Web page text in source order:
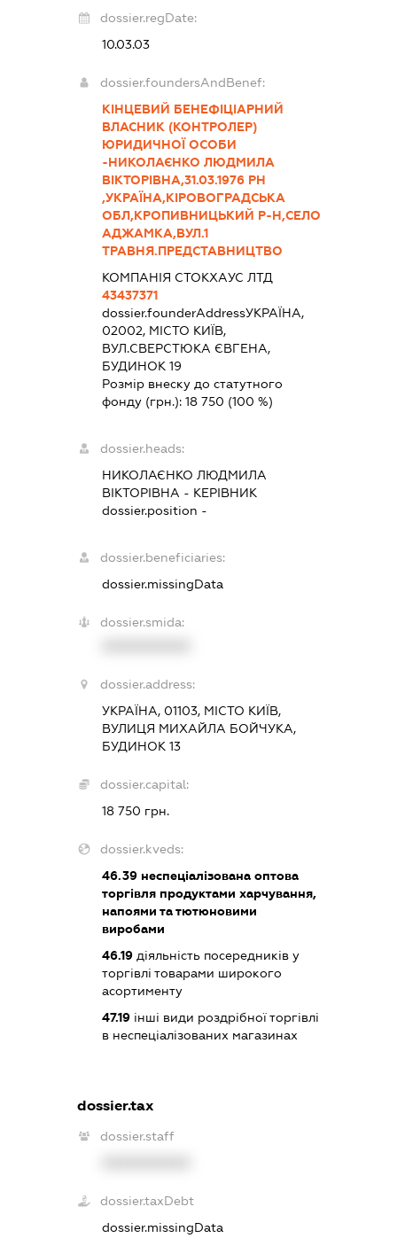
dossier.regDate:
10.03.03
dossier.foundersAndBenef:
КІНЦЕВИЙ БЕНЕФІЦІАРНИЙ
ВЛАСНИК (КОНТРОЛЕР)
ЮРИДИЧНОЇ ОСОБИ
-НИКОЛАЄНКО ЛЮДМИЛА
ВІКТОРІВНА,31.03.1976 РН
,УКРАЇНА,КІРОВОГРАДСЬКА
ОБЛ,КРОПИВНИЦЬКИЙ Р-Н,СЕЛО
АДЖАМКА,ВУЛ.1
ТРАВНЯ.ПРЕДСТАВНИЦТВО
КОМПАНІЯ СТОКХАУС ЛТД
43437371
dossier.founderAddressУКРАЇНА,
02002, МІСТО КИЇВ,
ВУЛ.СВЕРСТЮКА ЄВГЕНА,
БУДИНОК 19
Розмір внеску до статутного
фонду (грн.): 18 750 (100 %)
dossier.heads:
НИКОЛАЄНКО ЛЮДМИЛА
ВІКТОРІВНА - КЕРІВНИК
dossier.position -
dossier.beneficiaries:
dossier.missingData
dossier.smida:
dossier.address:
УКРАЇНА, 01103, МІСТО КИЇВ,
ВУЛИЦЯ МИХАЙЛА БОЙЧУКА,
БУДИНОК 13
dossier.capital:
18 750 грн.
dossier.kveds:
46.39неспеціалізована оптова
торгівля продуктами харчування,
напоями та тютюновими
виробами
46.19діяльність посередників у
торгівлі товарами широкого
асортименту
47.19інші види роздрібної торгівлі
в неспеціалізованих магазинах
dossier.tax
dossier.staff
dossier.taxDebt
dossier.missingData